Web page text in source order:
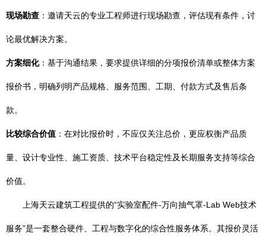
现场勘查 ：邀请天云的专业工程师进行现场勘查，评估现有条件，讨
论最优解决方案。
方案细化：基于沟通结果，要求提供详细的分项报价清单或整体方案
报价书，明确列明产品规格、服务范围、工期、付款方式及售后条
款。
比较综合价值 ：在对比报价时，不应仅关注总价，更应权衡产品质
量、设计专业性、施工资质、技术平台稳定性及长期服务支持等综合
价值。
上海天云建筑工程提供的“实验室配件-万向抽气罩-Lab Web技术
服务”是一套整合硬件、工程与数字化的综合性服务体系。其报价灵活